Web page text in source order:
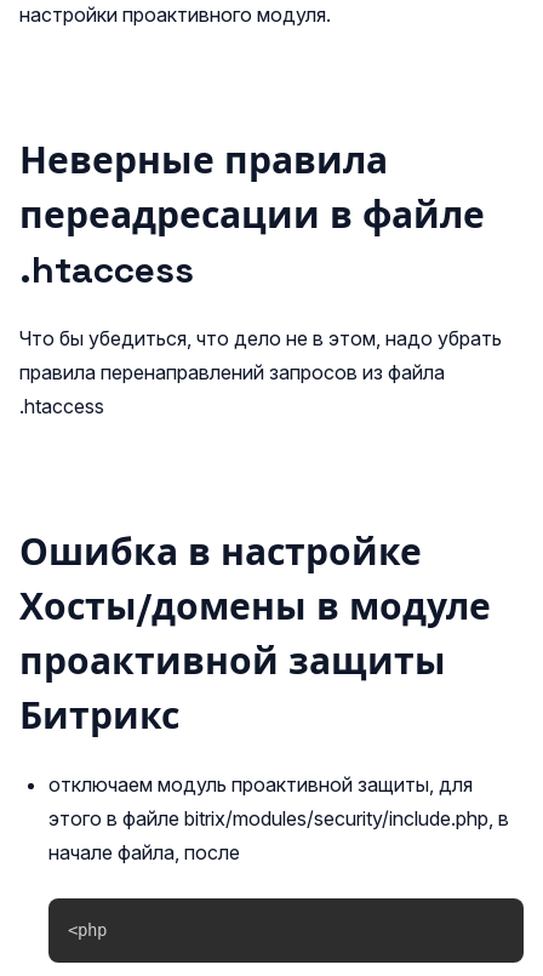
настройки проактивного модуля.
Неверные правила
переадресации в файле
.htaccess
Что бы убедиться, что дело не в этом, надо убрать
правила перенаправлений запросов из файла
.htaccess
Ошибка в настройке
Хосты/домены в модуле
проактивной защиты
Битрикс
отключаем модуль проактивной защиты, для
этого в файле bitrix/modules/security/include.php, в
начале файла, после
<php